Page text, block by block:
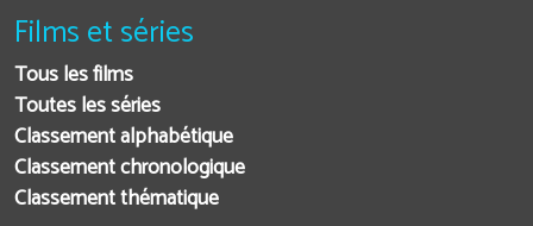
Films et séries
Tous les films
Toutes les séries
Classement alphabétique
Classement chronologique
Classement thématique